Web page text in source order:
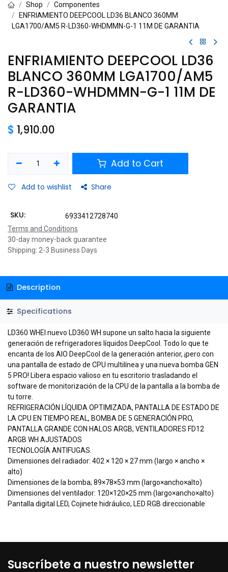
Shop
Componentes
ENFRIAMIENTO DEEPCOOL LD36 BLANCO 360MM
LGA1700/AM5 R-LD360-WHDMMN-G-1 11M DE GARANTIA
ENFRIAMIENTO DEEPCOOL LD36
BLANCO 360MM LGA1700/AM5
R-LD360-WHDMMN-G-1 11M DE
GARANTIA
$ 1,910.00
Add to Cart
Add to wishlist Share
SKU:
6933412728740
Terms and Conditions
30-day money-back guarantee
Shipping: 2-3 Business Days
Description
Specifications
LD360 WHEl nuevo LD360 WH supone un salto hacia la siguiente
generación de refrigeradores líquidos DeepCool. Todo lo que te
encanta de los AIO DeepCool de la generación anterior, ¡pero con
una pantalla de estado de CPU multilínea y una nueva bomba GEN
5 PRO! Libera espacio valioso en tu escritorio trasladando el
software de monitorización de la CPU de la pantalla a la bomba de
tu torre.
REFRIGERACIÓN LÍQUIDA OPTIMIZADA, PANTALLA DE ESTADO DE
LA CPU EN TIEMPO REAL, BOMBA DE 5 GENERACIÓN PRO,
PANTALLA GRANDE CON HALOS ARGB, VENTILADORES FD12
ARGB WH AJUSTADOS
TECNOLOGÍA ANTIFUGAS.
Dimensiones del radiador: 402 × 120 × 27 mm (largo × ancho ×
alto)
Dimensiones de la bomba; 89×78×53 mm (largo×ancho×alto)
Dimensiones del ventilador: 120×120×25 mm (largo×ancho×alto)
Pantalla digital LED, Cojinete hidráulico, LED RGB direccionable
Suscríbete a nuestro newsletter